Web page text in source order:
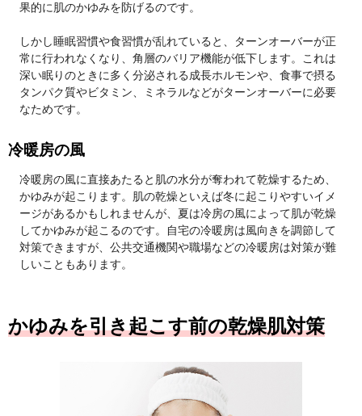
果的に肌のかゆみを防げるのです。
しかし睡眠習慣や食習慣が乱れていると、ターンオーバーが正
常に行われなくなり、角層のバリア機能が低下します。これは
深い眠りのときに多く分泌される成長ホルモンや、食事で摂る
タンパク質やビタミン、ミネラルなどがターンオーバーに必要
なためです。
冷暖房の風
冷暖房の風に直接あたると肌の水分が奪われて乾燥するため、
かゆみが起こります。肌の乾燥といえば冬に起こりやすいイメ
ージがあるかもしれませんが、夏は冷房の風によって肌が乾燥
してかゆみが起こるのです。自宅の冷暖房は風向きを調節して
対策できますが、公共交通機関や職場などの冷暖房は対策が難
しいこともあります。
かゆみを引き起こす前の乾燥肌対策